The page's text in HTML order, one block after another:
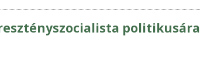
politikusára